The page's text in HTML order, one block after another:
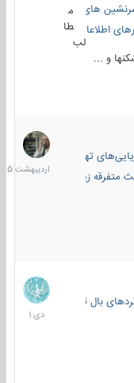
های دریایی
اطلاعاتی و جاسوسی
طا
لب
و ...
تهاجمی
زیرسطحی
31
1405
بال ثابت
12
دی
1401